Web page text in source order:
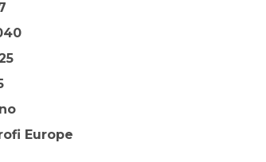
Europe